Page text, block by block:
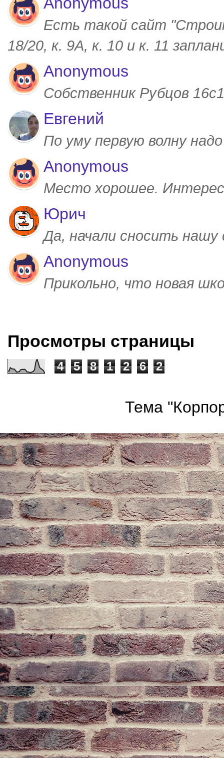
Есть такой сайт
18/20, к. 9А, к. 10 и к. 11
Anonymous
Собственник Рубцов
Евгений
По уму первую волну
Anonymous
Место хорошее.
Юрич
Да, начали сносить
Anonymous
Прикольно, что новая
Просмотры страницы
4 5 8 1 2 6 2
Тема